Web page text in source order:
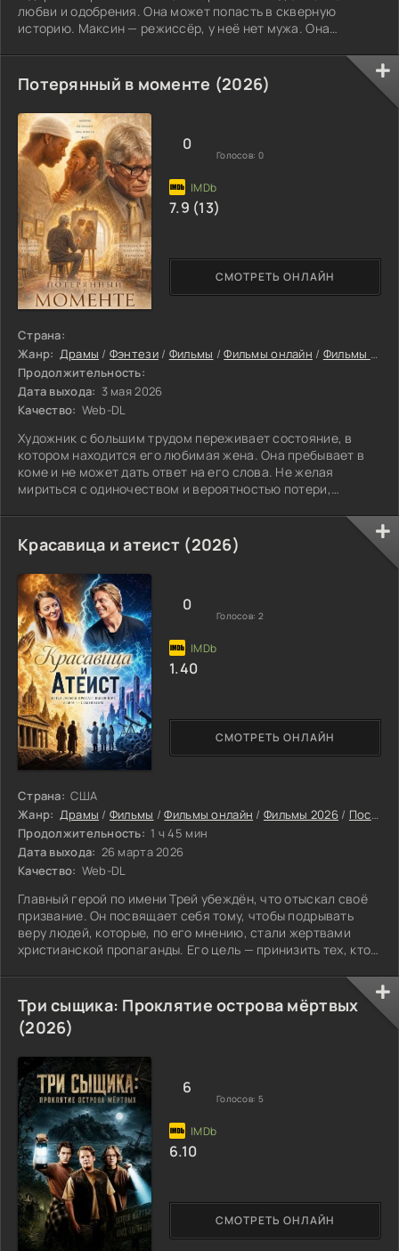
любви и одобрения. Она может попасть в скверную
историю. Максин — режиссёр, у неё нет мужа. Она
может стать громким успехом. Но ей нужна крупная
фигура, звезда. И Хуэйя, восьмидесятилетняя бабушка,
всё держит в порядке. Она растит гусениц и грезит о
Мексике. Однако её сознание начинает меркнуть. Когда
она забывает что-то важное, их общий мир
Потерянный в моменте (2026)
Страна:
Жанр: Драмы / Фэнтези/ Фильмы /Фильмы онлайн / Фильмы 2026
Продолжительность:
Дата выхода: 3 мая 2026
Качество: Web-DL
Художник с большим трудом переживает состояние, в
котором находится его любимая жена. Она пребывает в
коме и не может дать ответ на его слова. Не желая
мириться с одиночеством и вероятностью потери,
позволяет ему контактировать с супругой. Каждый такой
разговор дарит надежду и возвращает ощущение прежней
близости, но одновременно усиливает его привязанность
к веществу. Со временем художник всё сильнее уходит в
иллюзорный мир, рискуя утратить
СМОТРЕТЬ ОНЛАЙН
0
Голосов: 0
7.9 (13)
Красавица и атеист (2026)
Страна: США
Жанр: Драмы / Фильмы /Фильмы онлайн / Фильмы 2026 / Последние фильмы 2026
Продолжительность: 1 ч 45 мин
Дата выхода: 26 марта 2026
Качество: Web-DL
Главный герой по имени Трей убеждён, что отыскал своё
призвание. Он посвящает себя тому, чтобы подрывать
веру людей, которые, по его мнению, стали жертвами
христианской пропаганды. Его цель — принизить тех, кто
демонстрирует впечатляющие знания науки и открыто
высказывает презрение к любым суевериям. Благодаря
этому он становится настоящей интернет-звездой.
Однако всё меняется, когда он случайно встречает
СМОТРЕТЬ ОНЛАЙН
0
Голосов: 2
1.40
Три сыщика: Проклятие острова мёртвых
(2026)
СМОТРЕТЬ ОНЛАЙН
6
Голосов: 5
6.10